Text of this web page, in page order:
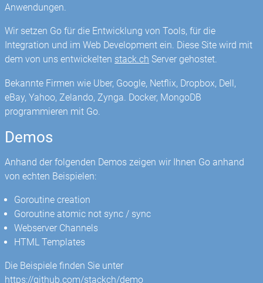
Anwendungen.
Wir setzen Go für die Entwicklung von Tools, für die
Integration und im Web Development ein. Diese Site wird mit
dem von uns entwickelten stack.ch Server gehostet.
Bekannte Firmen wie Uber, Google, Netflix, Dropbox, Dell,
eBay, Yahoo, Zelando, Zynga. Docker, MongoDB
programmieren mit Go.
Demos
Anhand der folgenden Demos zeigen wir Ihnen Go anhand
von echten Beispielen:
Goroutine creation
Goroutine atomic not sync / sync
Webserver Channels
HTML Templates
Die Beispiele finden Sie unter
https://github.com/stackch/demo